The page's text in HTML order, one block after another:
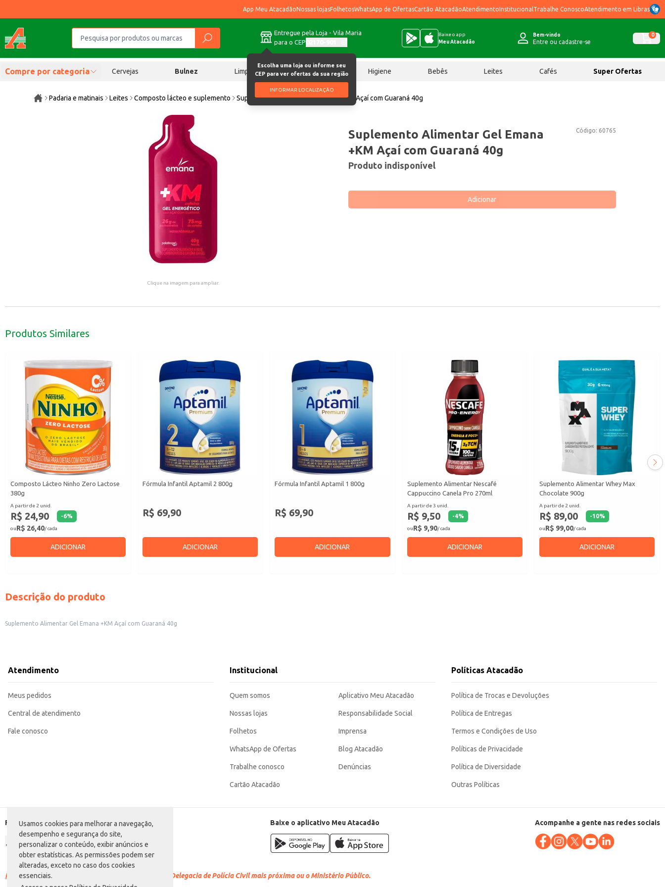
Usamos cookies para melhorar a navegação,
desempenho e segurança do site,
personalizar o conteúdo, exibir anúncios e
obter estatísticas. As permissões podem ser
alteradas, exceto no caso dos cookies
essenciais.
App Meu AtacadãoNossas lojasFolhetosWhatsApp de OfertasCartão AtacadãoAtendimentoInstitucional Trabalhe ConoscoAtendimento em Libras
Entregue pela Loja - Vila Maria
para o CEP
Escolha uma loja ou informe seu
CEP para ver ofertas da sua região
INFORMAR LOCALIZAÇÃO
Baixe o app
Meu Atacadão
Bem-vindo
Entre ou cadastre-se
0
Compre por categoria Cervejas Bulnez Limpeza Chocolates Higiene Bebês Leites Cafés Super Ofertas
Padaria e matinais Leites Composto lácteo e suplemento Suplemento Alimentar Gel Emana +KM Açaí com Guaraná 40g
Clique na imagem para ampliar.
Código: 60765
Suplemento Alimentar Gel Emana
+KM Açaí com Guaraná 40g
Produto indisponível
Adicionar
Produtos Similares
Composto Lácteo Ninho Zero Lactose
380g
A partir de 2 unid.
R$ 24,90 -6%
ouR$ 26,40/ cada
ADICIONAR
Fórmula Infantil Aptamil 2 800g
R$ 69,90
ADICIONAR
Fórmula Infantil Aptamil 1 800g
R$ 69,90
ADICIONAR
Suplemento Alimentar Nescafé
Cappuccino Canela Pro 270ml
A partir de 3 unid.
R$ 9,50 -4%
ouR$ 9,90/ cada
ADICIONAR
Suplemento Alimentar Whey Max
Chocolate 900g
A partir de 2 unid.
R$ 89,00 -10%
ouR$ 99,00/ cada
ADICIONAR
Descrição do produto
Suplemento Alimentar Gel Emana +KM Açaí com Guaraná 40g
Atendimento
Meus pedidos
Central de atendimento
Fale conosco
Institucional
Quem somos
Nossas lojas
Folhetos
WhatsApp de Ofertas
Trabalhe conosco
Cartão Atacadão
Aplicativo Meu Atacadão
Responsabilidade Social
Imprensa
Blog Atacadão
Denúncias
Políticas Atacadão
Política de Trocas e Devoluções
Política de Entregas
Termos e Condições de Uso
Políticas de Privacidade
Política de Diversidade
Outras Políticas
Formas de pagamento Baixe o aplicativo Meu Atacadão Acompanhe a gente nas redes sociais
Racismo é crime. Denuncie. Disque 100 ou procure a Delegacia de Polícia Civil mais próxima ou o Ministério Público.